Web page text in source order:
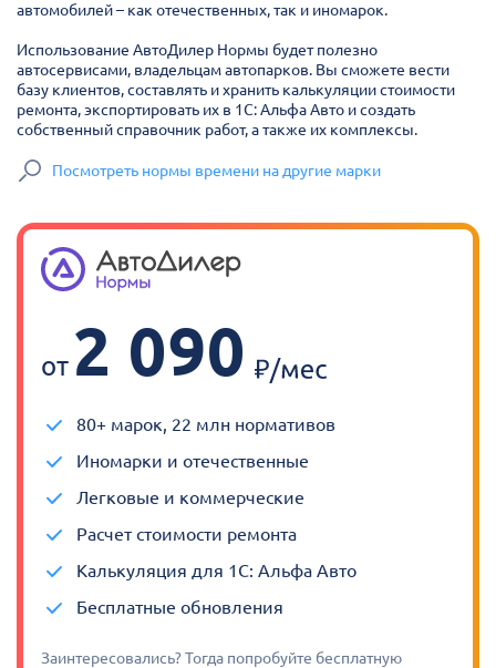
автомобилей – как отечественных, так и иномарок.
Использование АвтоДилер Нормы будет полезно
автосервисами, владельцам автопарков. Вы сможете вести
базу клиентов, составлять и хранить калькуляции стоимости
ремонта, экспортировать их в 1С: Альфа Авто и создать
собственный справочник работ, а также их комплексы.
Посмотреть нормы времени на другие марки
от 2 090
80+ марок, 22 млн нормативов
Иномарки и отечественные
Легковые и коммерческие
Расчет стоимости ремонта
Калькуляция для 1С: Альфа Авто
Бесплатные обновления
Заинтересовались? Тогда попробуйте бесплатную